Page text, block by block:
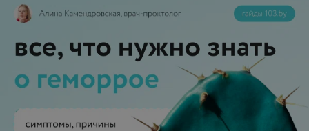
домашнему уютно и тепло! И мы обязательно ещё
вернёмся!